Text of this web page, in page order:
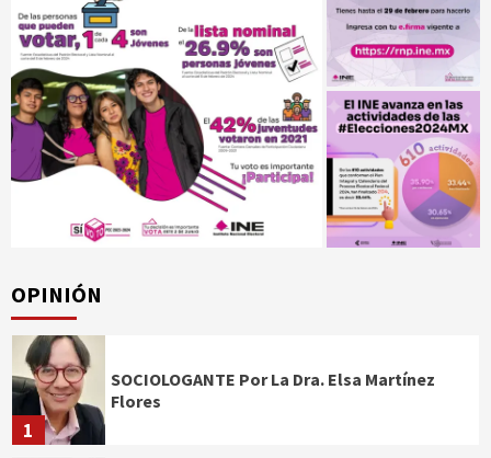
OPINIÓN
1
SOCIOLOGANTE Por La Dra. Elsa Martínez
Flores